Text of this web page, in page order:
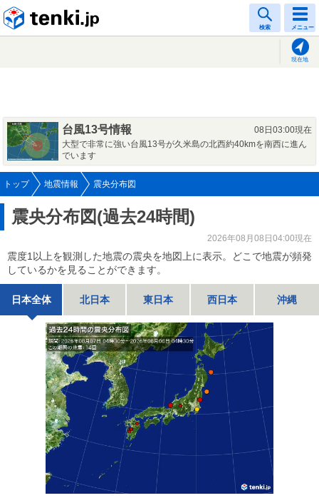
検索 メニュー
現在地
台風13号情報
08日03:00現在
大型で非常に強い台風13号が久米島の北西約40kmを南西に進ん
でいます
トップ 地震情報 震央分布図
震央分布図(過去24時間)
2026年08月08日04:00現在
震度1以上を観測した地震の震央を地図上に表示。どこで地震が頻発
しているかを見ることができます。
日本全体 北日本 東日本 西日本 沖縄